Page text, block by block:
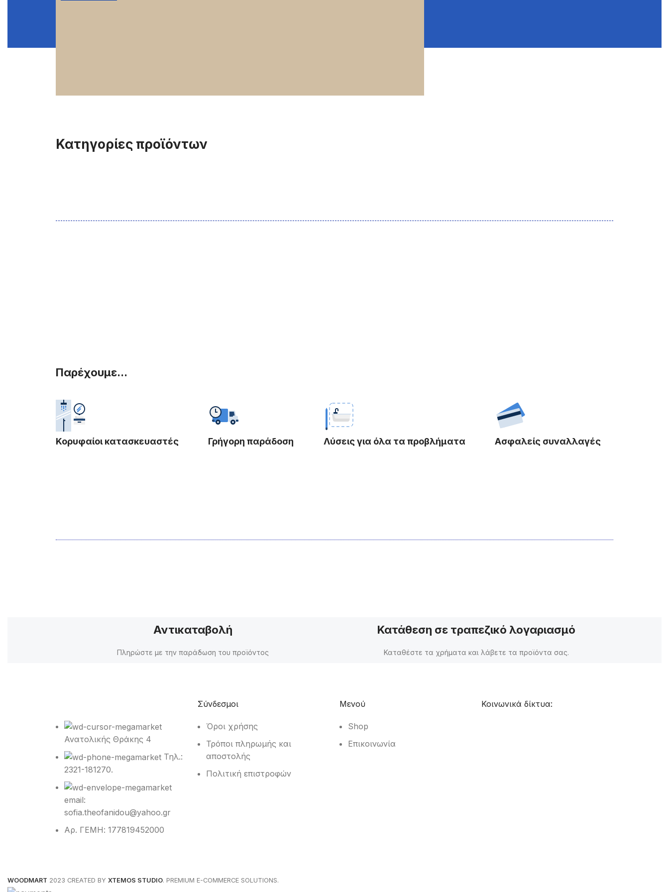
Κατηγορίες προϊόντων
Παρέχουμε...
Κορυφαίοι κατασκευαστές Γρήγορη παράδοση Λύσεις για όλα τα προβλήματα Ασφαλείς συναλλαγές
Αντικαταβολή
Πληρώστε με την παράδωση του προϊόντος
Κατάθεση σε τραπεζικό λογαριασμό
Καταθέστε τα χρήματα και λάβετε τα προϊόντα σας.
Ανατολικής Θράκης 4
Τηλ.:
2321-181270.
email:
sofia.theofanidou@yahoo.gr
Αρ. ΓΕΜΗ: 177819452000
Σύνδεσμοι
Όροι χρήσης
Τρόποι πληρωμής και
αποστολής
Πολιτική επιστροφών
Μενού
Shop
Επικοινωνία
Κοινωνικά δίκτυα:
WOODMART 2023 CREATED BY XTEMOS STUDIO. PREMIUM E-COMMERCE SOLUTIONS.